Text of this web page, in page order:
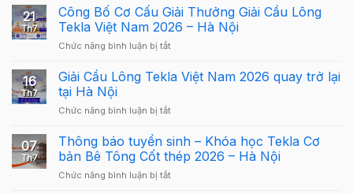
Tekla
Structures
Carbon
–
dẫn
Tekla
cho
người
21
Th7
Công Bố Cơ Cấu Giải Thưởng Giải Cầu Lông
Tekla Việt Nam 2026 – Hà Nội
Chức năng bình luận bị tắtở
Bố
Cơ
Giải
Giải
Cầu
Lông
Tekla
16
Th7
Giải Cầu Lông Tekla Việt Nam 2026 quay trở lại
tại Hà Nội
Chức năng bình luận bị tắtở
Cầu
Lông
Tekla
Việt
07
Th7
Thông báo tuyển sinh – Khóa học Tekla Cơ
bản Bê Tông Cốt thép 2026 – Hà Nội
Chức năng bình luận bị tắtở